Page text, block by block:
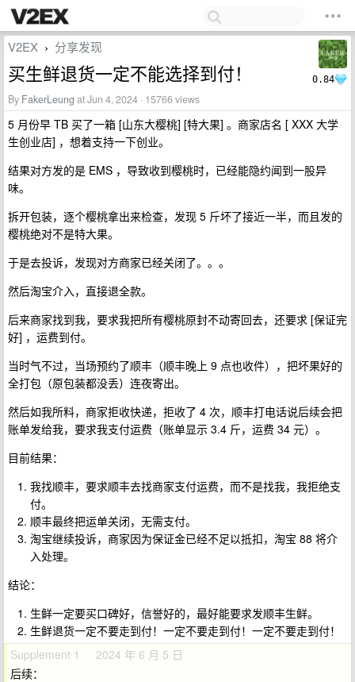
0.84
V2EX › 分享发现
买生鲜退货一定不能选择到付！
By FakerLeung at Jun 4, 2024 · 15766 views
5 月份早 TB 买了一箱 [山东大樱桃] [特大果] 。商家店名 [ XXX 大学
生创业店] ，想着支持一下创业。
结果对方发的是 EMS ，导致收到樱桃时，已经能隐约闻到一股异
味。
拆开包装，逐个樱桃拿出来检查，发现 5 斤坏了接近一半，而且发的
樱桃绝对不是特大果。
于是去投诉，发现对方商家已经关闭了。。。
然后淘宝介入，直接退全款。
后来商家找到我，要求我把所有樱桃原封不动寄回去，还要求 [保证完
好] ，运费到付。
当时气不过，当场预约了顺丰（顺丰晚上 9 点也收件），把坏果好的
全打包（原包装都没丢）连夜寄出。
然后如我所料，商家拒收快递，拒收了 4 次，顺丰打电话说后续会把
账单发给我，要求我支付运费（账单显示 3.4 斤，运费 34 元）。
目前结果：
我找顺丰，要求顺丰去找商家支付运费，而不是找我，我拒绝支
付。
顺丰最终把运单关闭，无需支付。
淘宝继续投诉，商家因为保证金已经不足以抵扣，淘宝 88 将介
入处理。
结论：
生鲜一定要买口碑好，信誉好的，最好能要求发顺丰生鲜。
生鲜退货一定不要走到付！一定不要走到付！一定不要走到付！
Supplement 1 · 2024 年 6 月 5 日
后续：